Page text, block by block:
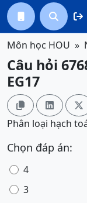
 
Môn học HOU
Câu hỏi
EG17
  
Phân loại hạch
Chọn đáp án:
4
3